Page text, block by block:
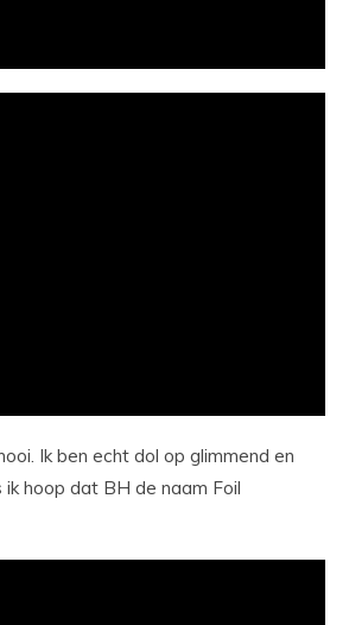
Ik ben echt dol op glimmend en
hoop dat BH de naam Foil